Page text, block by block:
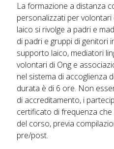
La formazione a distanza
personalizzati per
laico si rivolge a padri e
di padri e gruppi di genitori
supporto laico, mediatori
volontari di Ong e
nel sistema di accoglienza
durata è di 6 ore. Non
di accreditamento, i
certificato di frequenza
del corso, previa
pre/post.